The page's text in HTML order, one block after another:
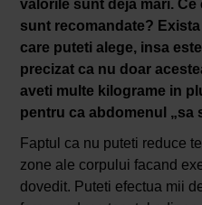
valorile sunt deja mari.
sunt recomandate?
care puteti alege, insa
precizat ca nu doar
aveti multe kilograme in
pentru ca abdomenul „sa
Faptul ca nu puteti reduce
zone ale corpului facand
dovedit. Puteti efectua mii